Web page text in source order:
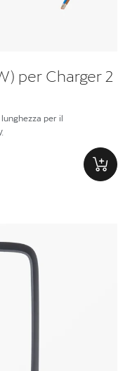
per Charger 2
per il